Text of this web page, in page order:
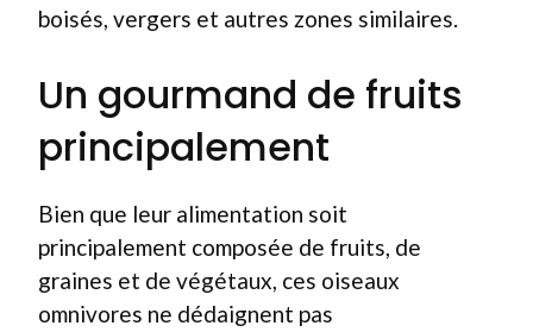
boisés, vergers et autres zones similaires.
Un gourmand de fruits
principalement
Bien que leur alimentation soit
principalement composée de fruits, de
graines et de végétaux, ces oiseaux
omnivores ne dédaignent pas